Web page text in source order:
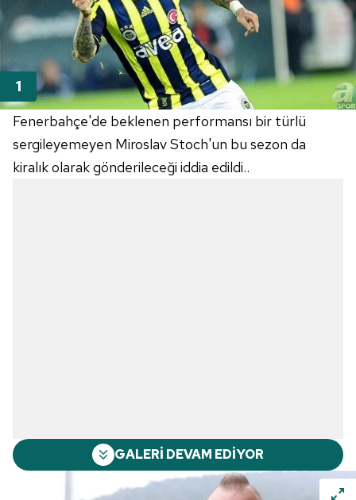
Fenerbahçe'de beklenen performansı bir türlü
sergileyemeyen Miroslav Stoch'un bu sezon da
kiralık olarak gönderileceği iddia edildi..
GALERİ DEVAM EDİYOR